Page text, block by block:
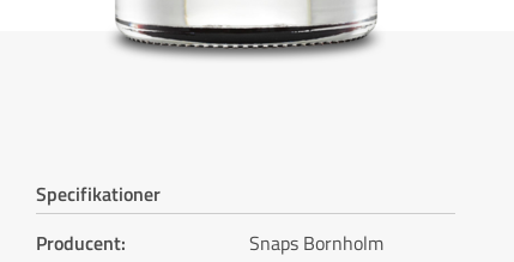
Specifikationer
Producent:
Snaps Bornholm